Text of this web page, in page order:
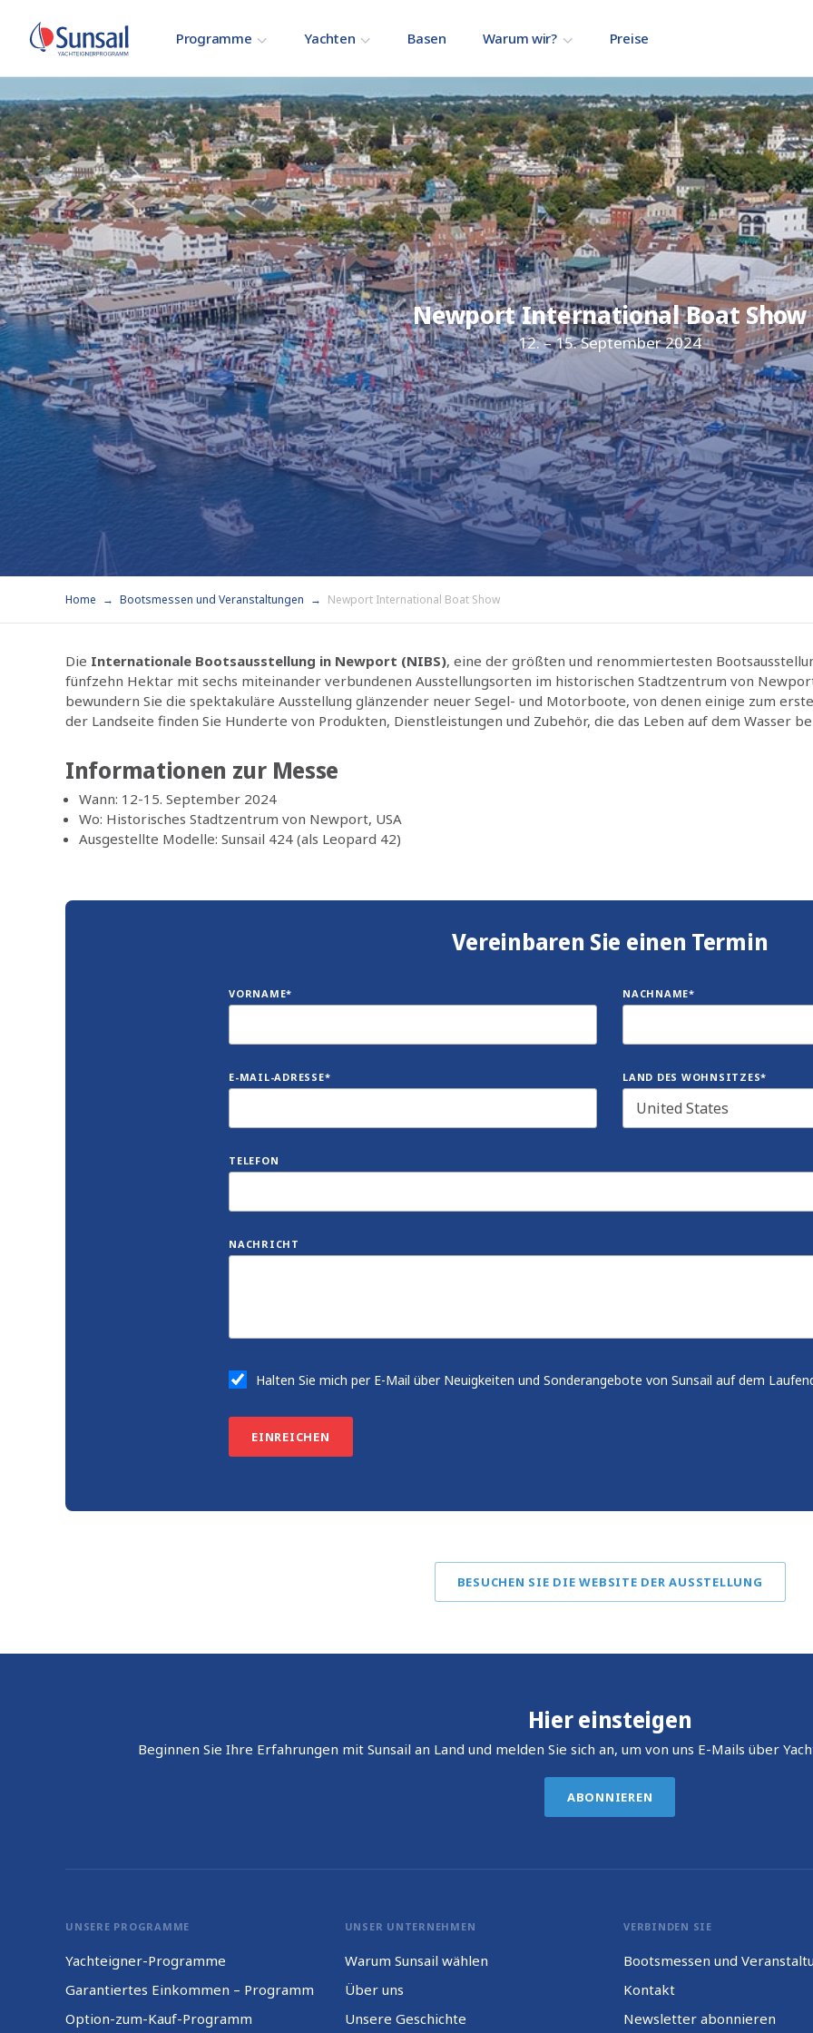
Programme Yachten Basen Warum wir? Preise
Newport International Boat Show
12. – 15. September 2024
Home Bootsmessen und Veranstaltungen Newport International Boat Show
Die Internationale Bootsausstellung in Newport (NIBS), eine der größten und renommiertesten
fünfzehn Hektar mit sechs miteinander verbundenen Ausstellungsorten im historischen Stadtzentrum von
bewundern Sie die spektakuläre Ausstellung glänzender neuer Segel- und Motorboote, von denen einige zum
der Landseite finden Sie Hunderte von Produkten, Dienstleistungen und Zubehör, die das Leben auf dem Wasser
Informationen zur Messe
Wann: 12-15. September 2024
Wo: Historisches Stadtzentrum von Newport, USA
Ausgestellte Modelle: Sunsail 424 (als Leopard 42)
Vereinbaren Sie einen Termin
VORNAME* NACHNAME*
E-MAIL-ADRESSE* LAND DES WOHNSITZES*
TELEFON
NACHRICHT
Halten Sie mich per E-Mail über Neuigkeiten und Sonderangebote von Sunsail auf dem
EINREICHEN
BESUCHEN SIE DIE WEBSITE DER AUSSTELLUNG
Hier einsteigen
Beginnen Sie Ihre Erfahrungen mit Sunsail an Land und melden Sie sich an, um von uns E-Mails über
ABONNIEREN
UNSERE PROGRAMME
Yachteigner-Programme
Garantiertes Einkommen – Programm
Option-zum-Kauf-Programm
UNSER UNTERNEHMEN
Warum Sunsail wählen
Über uns
Unsere Geschichte
VERBINDEN SIE
Bootsmessen und
Kontakt
Newsletter abonnieren